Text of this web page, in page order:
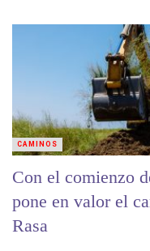
Con el comienzo
pone en valor el
Rasa
CAMINOS